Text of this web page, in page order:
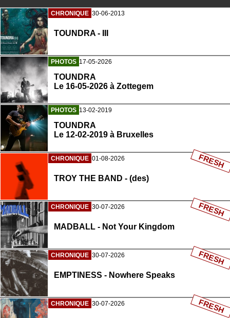
CHRONIQUE 30-06-2013
TOUNDRA - III
PHOTOS 17-05-2026
TOUNDRA
Le 16-05-2026 à Zottegem
PHOTOS 13-02-2019
TOUNDRA
Le 12-02-2019 à Bruxelles
CHRONIQUE 01-08-2026
TROY THE BAND - (des)
FRESH
CHRONIQUE 30-07-2026
MADBALL - Not Your Kingdom
FRESH
CHRONIQUE 30-07-2026
EMPTINESS - Nowhere Speaks
FRESH
CHRONIQUE 30-07-2026 FRESH